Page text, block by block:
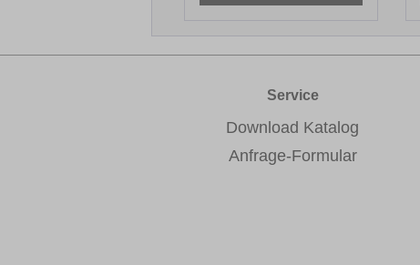
Service
Download Katalog
Anfrage-Formular